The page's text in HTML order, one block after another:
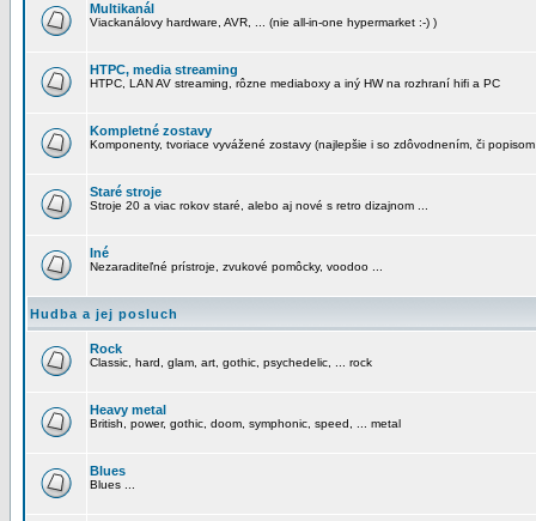
Multikanál
Viackanálovy hardware, AVR, ... (nie all-in-one hypermarket :-) )
HTPC, media streaming
HTPC, LAN AV streaming, rôzne mediaboxy a iný HW na rozhraní hifi a PC
Kompletné zostavy
Komponenty, tvoriace vyvážené zostavy (najlepšie i so zdôvodnením, či
Staré stroje
Stroje 20 a viac rokov staré, alebo aj nové s retro dizajnom ...
Iné
Nezaraditeľné prístroje, zvukové pomôcky, voodoo ...
Hudba a jej posluch
Rock
Classic, hard, glam, art, gothic, psychedelic, ... rock
Heavy metal
British, power, gothic, doom, symphonic, speed, ... metal
Blues
Blues ...